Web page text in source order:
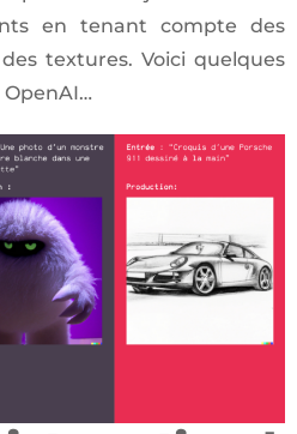
en tenant compte des
textures. Voici quelques
OpenAI…